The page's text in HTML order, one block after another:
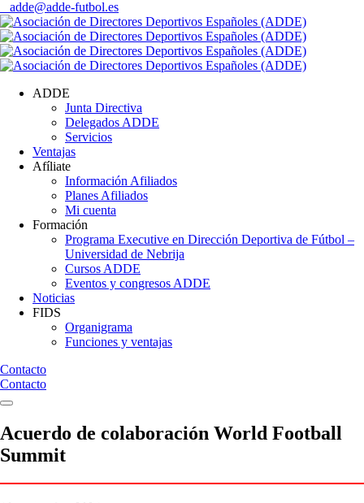
adde@adde-futbol.es
ADDE
Junta Directiva
Delegados ADDE
Servicios
Ventajas
Afíliate
Información Afiliados
Planes Afiliados
Mi cuenta
Formación
Programa Executive en Dirección Deportiva de Fútbol –
Universidad de Nebrija
Cursos ADDE
Eventos y congresos ADDE
Noticias
FIDS
Organigrama
Funciones y ventajas
Contacto
Contacto
Acuerdo de colaboración World Football
Summit